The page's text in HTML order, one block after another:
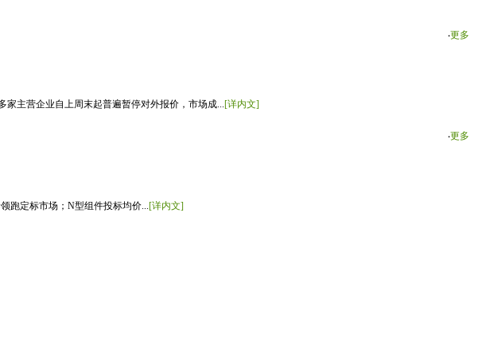
‧更多
主营企业自上周末起普遍暂停对外报价，市场成...[详内文]
‧更多
跑定标市场；N型组件投标均价... [详内文]